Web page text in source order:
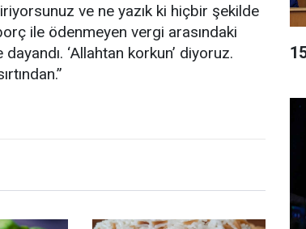
ve ne yazık ki hiçbir şekilde
ile ödenmeyen vergi arasındaki
‘Allahtan korkun’ diyoruz.